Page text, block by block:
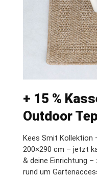
+ 15 %
Outdoor
Kees Smit Kollektion
200×290 cm – jetzt
& deine Einrichtung
rund um